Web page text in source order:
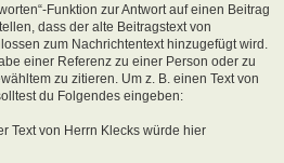
Funktion zur Antwort auf einen Beitrag
dass der alte Beitragstext von
zum Nachrichtentext hinzugefügt wird.
einer Referenz zu einer Person oder zu
zu zitieren. Um z. B. einen Text von
du Folgendes eingeben:
Text von Herrn Klecks würde hier